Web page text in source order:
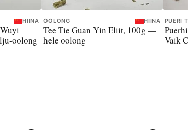
HIINA
oolong
OOLONG HIINA
Tee Tie Guan Yin Eliit, 100g —
hele oolong
PUERI
Vaik